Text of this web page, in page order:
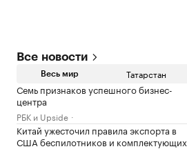
Все новости
Весь мир Татарстан
Семь признаков успешного бизнес-
центра
РБК и Upside
Китай ужесточил правила экспорта в
США беспилотников и комплектующих